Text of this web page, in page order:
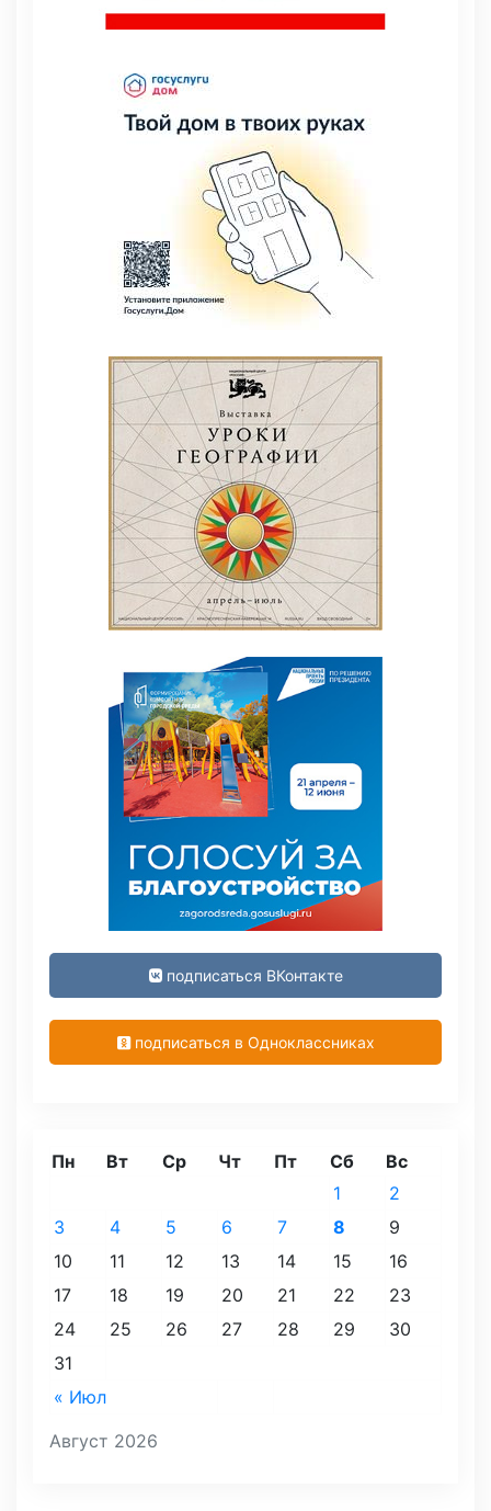
подписаться ВКонтакте
подписаться в Одноклассниках
Август 2026
Пн Вт Ср Чт Пт Сб Вс
« Июл
1
2
3
4 5 6 7 8
9
10
11 12 13 14 15
16
17
18 19 20 21 22
23
24
25 26 27 28 29
30
31